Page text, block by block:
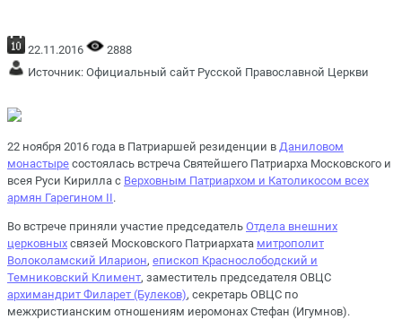
22.11.2016
2888
Источник: Официальный сайт Русской Православной Церкви
22 ноября 2016 года в Патриаршей резиденции в Даниловом
монастыре состоялась встреча Святейшего Патриарха Московского и
всея Руси Кирилла с Верховным Патриархом и Католикосом всех
армян Гарегином II.
Во встрече приняли участие председатель Отдела внешних
церковных связей Московского Патриархата митрополит
Волоколамский Иларион, епископ Краснослободский и
Темниковский Климент, заместитель председателя ОВЦС
архимандрит Филарет (Булеков), секретарь ОВЦС по
межхристианским отношениям иеромонах Стефан (Игумнов).